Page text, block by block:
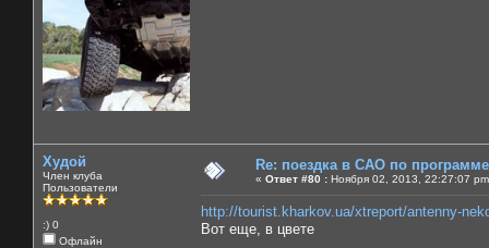
Худой
Член клуба
Пользователи
:) 0
Офлайн
Re: поездка в САО по
« Ответ #80 : Ноября 02, 2013, 22:27:07
http://tourist.kharkov.ua/xtreport/antenny-
Вот еще, в цвете